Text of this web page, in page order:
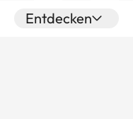
Entdecken